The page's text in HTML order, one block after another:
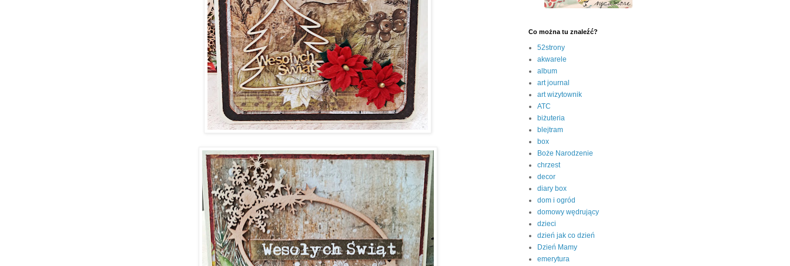
Co można tu znaleźć?
52strony
akwarele
album
art journal
art wizytownik
ATC
biżuteria
blejtram
box
Boże Narodzenie
chrzest
decor
diary box
dom i ogród
domowy wędrujący
dzieci
dzień jak co dzień
Dzień Mamy
emerytura